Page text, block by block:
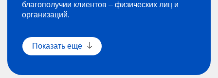
благополучии клиентов – физических лиц и
организаций.
Показать еще